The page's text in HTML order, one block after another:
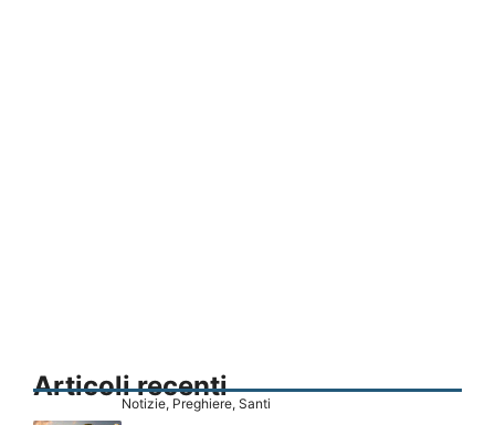
Articoli recenti
Notizie, Preghiere, Santi